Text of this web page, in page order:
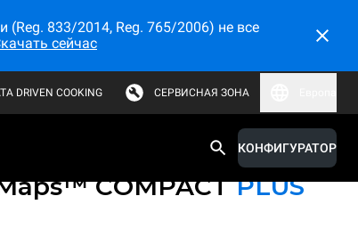
833/2014, Reg. 765/2006) не все
сейчас
DRIVEN COOKING СЕРВИСНАЯ ЗОНА
КОНФИГУРАТОР
пароконвектомат
COMPACTPLUS